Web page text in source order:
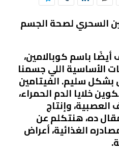
الفيتامين السحري لصحة الجسم
المعروف أيضًا باسم كوبالامين،
الأساسية اللي جسمنا
سليم. الفيتامين
خلايا الدم الحمراء،
العصبية، وإنتاج
ده، هنتكلم عن
فيتامين ب12، مصادره الغذائية، أعراض